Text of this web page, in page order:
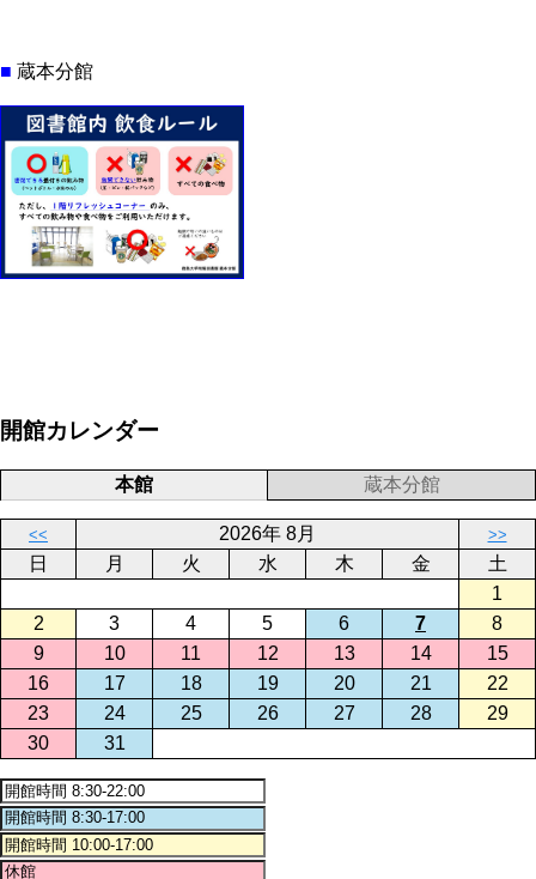
■ 蔵本分館
開館カレンダー
本館 蔵本分館
<< 2026年 8月 >>
日 月 火 水 木 金
土
1
2
3 4 5 6 7
8
9
10 11 12 13 14
15
16
17 18 19 20 21
22
23
24 25 26 27 28
29
30
31